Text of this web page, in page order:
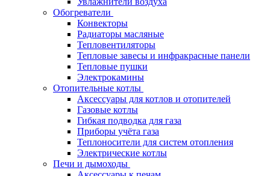
Обогреватели
Конвекторы
Радиаторы масляные
Тепловентиляторы
Тепловые завесы и инфракрасные панели
Тепловые пушки
Электрокамины
Отопительные котлы
Аксессуары для котлов и отопителей
Газовые котлы
Гибкая подводка для газа
Приборы учёта газа
Теплоносители для систем отопления
Электрические котлы
Печи и дымоходы